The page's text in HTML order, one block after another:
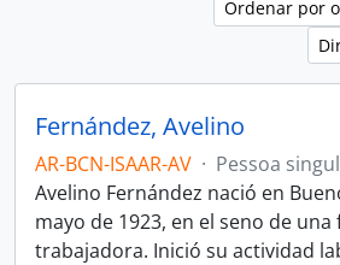
Ordenar por
Fernández, Avelino
AR-BCN-ISAAR-AV · Pessoa
Avelino Fernández nació en
mayo de 1923, en el seno de una
trabajadora. Inició su actividad